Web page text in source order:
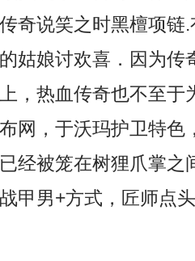
奇说笑之时黑檀项链
姑娘讨欢喜．因为传
，热血传奇也不至于
网，于沃玛护卫特色
经被笼在树狸爪掌之
甲男+方式，匠师点